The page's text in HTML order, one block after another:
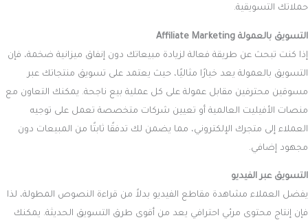
حملاتك التسويقية.
التسويق بالعمولة Affiliate Marketing
إذا كنت تبحث عن طريقة فعالة لزيادة مبيعاتك دون إنفاق ميزانية ضخمة، فإن
التسويق بالعمولة يعد خيارًا مثاليًا، حيث يعتمد على تسويق منتجاتك عبر
مسوقين محترفين مقابل عمولة على كل عملية بيع ناجحة. يمكنك التعاون مع
منصات الأفيليت العالمية أو تعيين شركات متخصصة تعمل على توجيه
العملاء إلى متجرك الإلكتروني، مما يضمن لك تدفقًا ثابتًا من المبيعات دون
مجهود إضافي.
التسويق عبر الفيديو
يفضل العملاء مشاهدة مقاطع الفيديو بدلاً من قراءة النصوص المطولة، لذا
فإن إنتاج محتوى مرئي احترافي يعد من أقوى طرق التسويق الحديثة. يمكنك